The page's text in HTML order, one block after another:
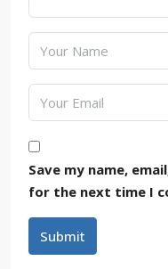
Save my name,
for the next time I
Submit